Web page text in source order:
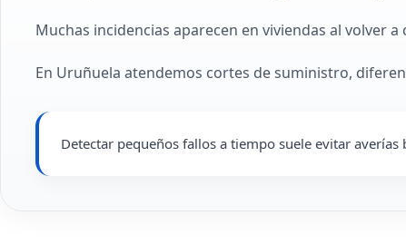
Muchas incidencias aparecen en viviendas al volver
En Uruñuela atendemos cortes de suministro,
Detectar pequeños fallos a tiempo suele evitar averías